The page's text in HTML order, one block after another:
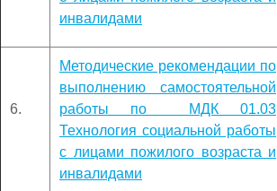
инвалидами
6.
Методические рекомендации по
выполнению самостоятельной
работы по МДК 01.03
Технология социальной работы
с лицами пожилого возраста и
инвалидами